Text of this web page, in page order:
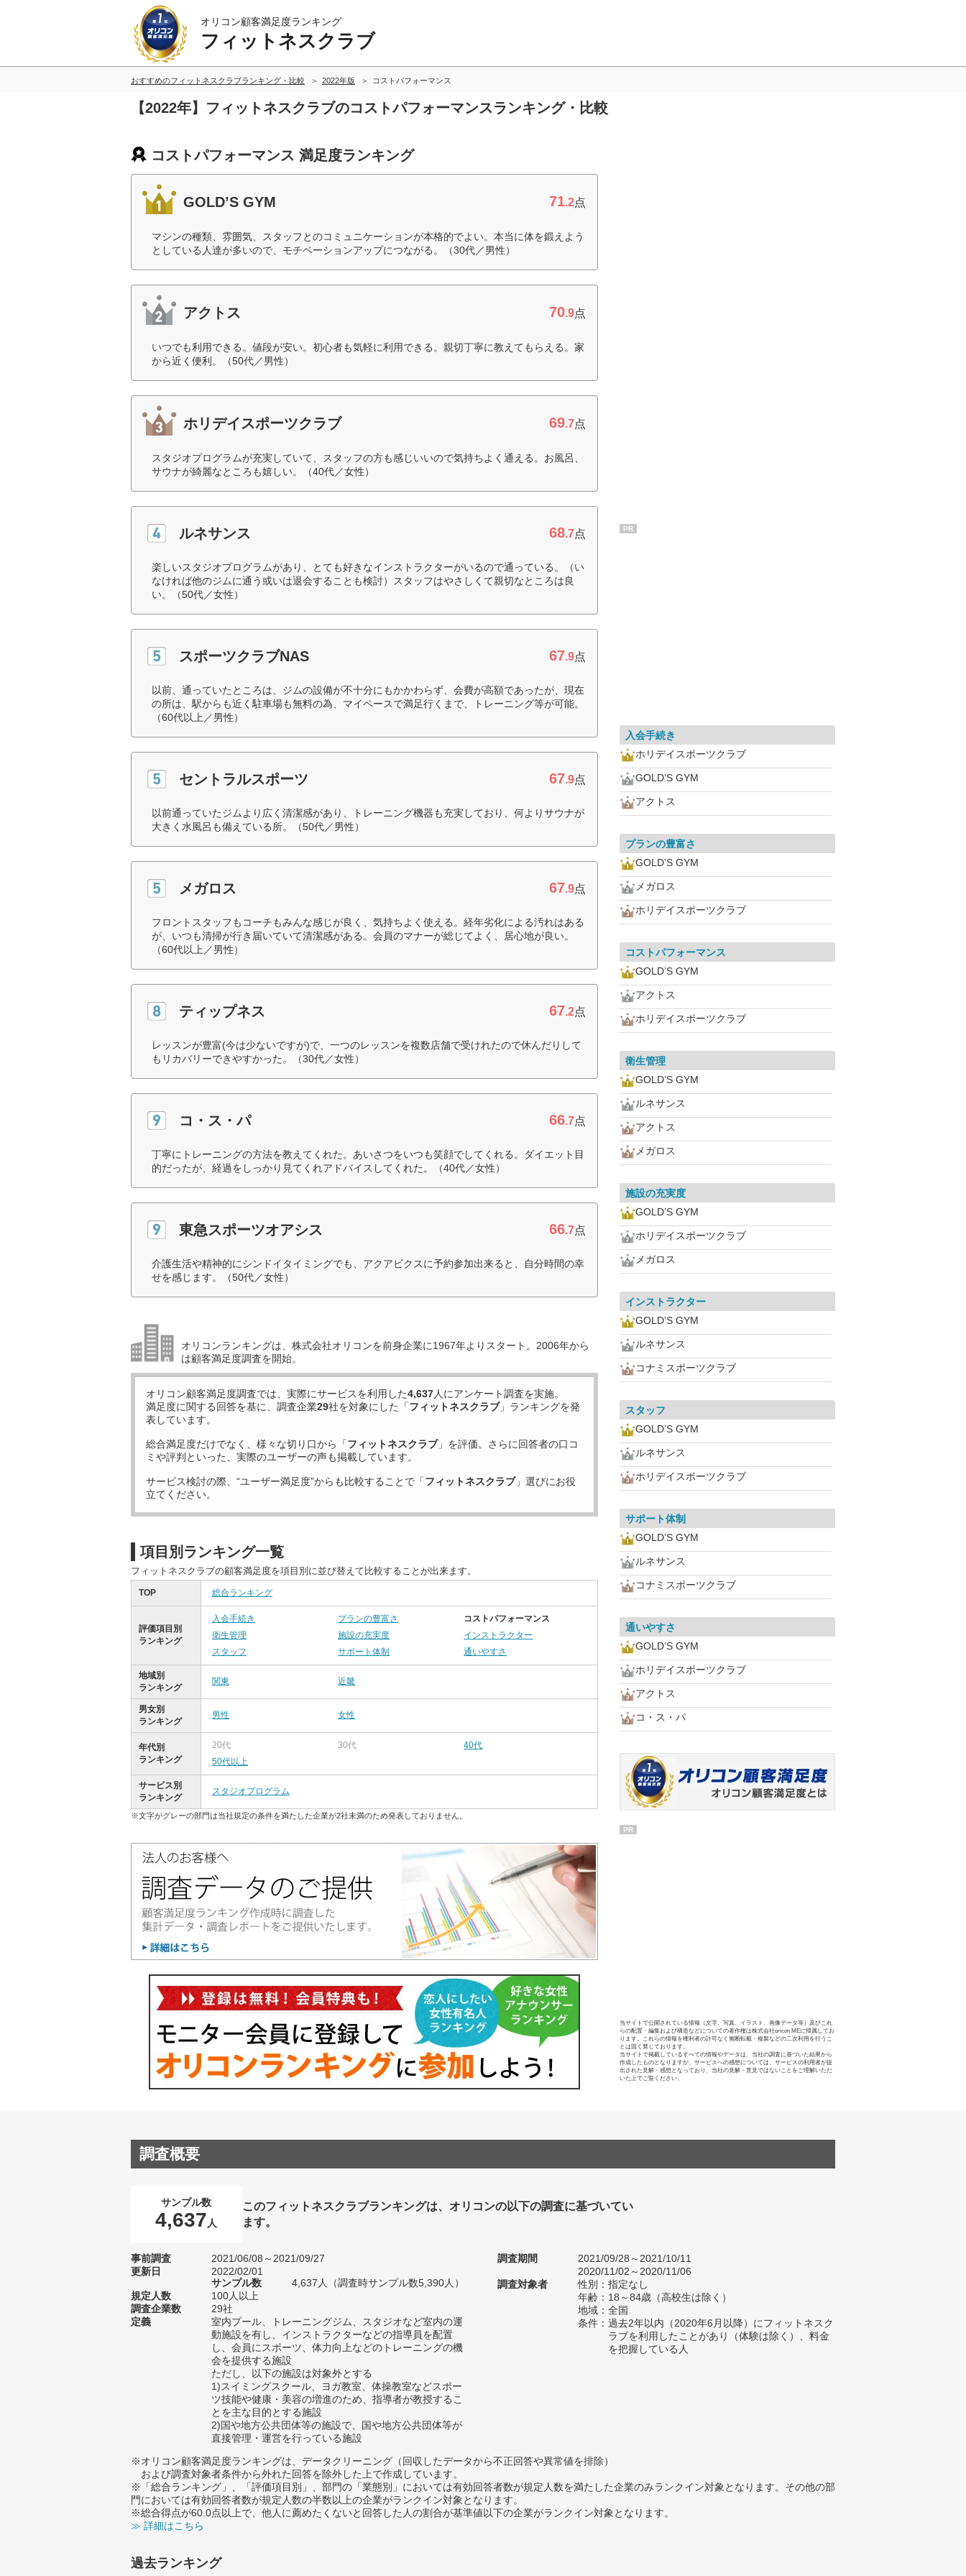
オリコン顧客満足度ランキング
フィットネスクラブ
おすすめのフィットネスクラブランキング・比較 2022年版 コストパフォーマンス
【2022年】フィットネスクラブのコストパフォーマンスランキング・比較
コストパフォーマンス 満足度ランキング
GOLD’S GYM 71.2点
マシンの種類、雰囲気、スタッフとのコミュニケーションが本格的でよい。本当に体を鍛えよう
としている人達が多いので、モチベーションアップにつながる。（30代／男性）
アクトス 70.9点
いつでも利用できる。値段が安い。初心者も気軽に利用できる。親切丁寧に教えてもらえる。家
から近く便利。（50代／男性）
ホリデイスポーツクラブ 69.7点
スタジオプログラムが充実していて、スタッフの方も感じいいので気持ちよく通える。お風呂、
サウナが綺麗なところも嬉しい。（40代／女性）
ルネサンス 68.7点
楽しいスタジオプログラムがあり、とても好きなインストラクターがいるので通っている。（い
なければ他のジムに通う或いは退会することも検討）スタッフはやさしくて親切なところは良
い。（50代／女性）
スポーツクラブNAS 67.9点
以前、通っていたところは、ジムの設備が不十分にもかかわらず、会費が高額であったが、現在
の所は、駅からも近く駐車場も無料の為、マイペースで満足行くまで、トレーニング等が可能。
（60代以上／男性）
セントラルスポーツ 67.9点
以前通っていたジムより広く清潔感があり、トレーニング機器も充実しており、何よりサウナが
大きく水風呂も備えている所。（50代／男性）
メガロス 67.9点
フロントスタッフもコーチもみんな感じが良く、気持ちよく使える。経年劣化による汚れはある
が、いつも清掃が行き届いていて清潔感がある。会員のマナーが総じてよく、居心地が良い。
（60代以上／男性）
ティップネス 67.2点
レッスンが豊富(今は少ないですが)で、一つのレッスンを複数店舗で受けれたので休んだりして
もリカバリーできやすかった。（30代／女性）
コ・ス・パ 66.7点
丁寧にトレーニングの方法を教えてくれた。あいさつをいつも笑顔でしてくれる。ダイエット目
的だったが、経過をしっかり見てくれアドバイスしてくれた。（40代／女性）
東急スポーツオアシス 66.7点
介護生活や精神的にシンドイタイミングでも、アクアビクスに予約参加出来ると、自分時間の幸
せを感じます。（50代／女性）
オリコンランキングは、株式会社オリコンを前身企業に1967年よりスタート。2006年から
は顧客満足度調査を開始。
オリコン顧客満足度調査では、実際にサービスを利用した4,637人にアンケート調査を実施。
満足度に関する回答を基に、調査企業29社を対象にした「フィットネスクラブ」ランキングを発
表しています。
総合満足度だけでなく、様々な切り口から「フィットネスクラブ」を評価。さらに回答者の口コ
ミや評判といった、実際のユーザーの声も掲載しています。
サービス検討の際、“ユーザー満足度”からも比較することで「フィットネスクラブ」選びにお役
立てください。
項目別ランキング一覧
フィットネスクラブの顧客満足度を項目別に並び替えて比較することが出来ます。
TOP 総合ランキング
評価項目別
ランキング
入会手続き プランの豊富さ
コストパフォーマンス
衛生管理
施設の充実度
インストラクター
スタッフ
サポート体制 通いやすさ
地域別
ランキング
関東 近畿
男女別
ランキング
男性 女性
年代別
ランキング
20代 30代
40代
50代以上
サービス別
ランキング
スタジオプログラム
※文字がグレーの部門は当社規定の条件を満たした企業が2社未満のため発表しておりません。
PR
入会手続き
ホリデイスポーツクラブ
GOLD’S GYM
アクトス
プランの豊富さ
GOLD’S GYM
メガロス
ホリデイスポーツクラブ
コストパフォーマンス
GOLD’S GYM
アクトス
ホリデイスポーツクラブ
衛生管理
GOLD’S GYM
ルネサンス
アクトス
メガロス
施設の充実度
GOLD’S GYM
ホリデイスポーツクラブ
メガロス
インストラクター
GOLD’S GYM
ルネサンス
コナミスポーツクラブ
スタッフ
GOLD’S GYM
ルネサンス
ホリデイスポーツクラブ
サポート体制
GOLD’S GYM
ルネサンス
コナミスポーツクラブ
通いやすさ
GOLD’S GYM
ホリデイスポーツクラブ
アクトス
コ・ス・パ
PR
当サイトで公開されている情報（文字、写真、イラスト、画像データ等）及びこれ
らの配置・編集および構造などについての著作権は株式会社oricon MEに帰属してお
ります。これらの情報を権利者の許可なく無断転載・複製などの二次利用を行うこ
とは固く禁じております。
当サイトで掲載しているすべての情報やデータは、当社の調査に基づいた結果から
作成したものとなりますが、サービスへの感想については、サービスの利用者が提
出された見解・感想となっており、当社の見解・意見ではないことをご理解いただ
いた上でご覧ください。
調査概要
サンプル数
4,637 人
このフィットネスクラブランキングは、オリコンの以下の調査に基づいてい
ます。
事前調査
2021/06/08～2021/09/27
更新日
2022/02/01
サンプル数
4,637人（調査時サンプル数5,390人）
規定人数
100人以上
調査企業数
29社
定義
室内プール、トレーニングジム、スタジオなど室内の運
動施設を有し、インストラクターなどの指導員を配置
し、会員にスポーツ、体力向上などのトレーニングの機
会を提供する施設
ただし、以下の施設は対象外とする
1)スイミングスクール、ヨガ教室、体操教室などスポー
ツ技能や健康・美容の増進のため、指導者が教授するこ
とを主な目的とする施設
2)国や地方公共団体等の施設で、国や地方公共団体等が
直接管理・運営を行っている施設
調査期間
2021/09/28～2021/10/11
2020/11/02～2020/11/06
調査対象者
性別：指定なし
年齢：18～84歳（高校生は除く）
地域：全国
条件：過去2年以内（2020年6月以降）にフィットネスク
ラブを利用したことがあり（体験は除く）、料金
を把握している人
※オリコン顧客満足度ランキングは、データクリーニング（回収したデータから不正回答や異常値を排除）
および調査対象者条件から外れた回答を除外した上で作成しています。
※「総合ランキング」、「評価項目別」、部門の「業態別」においては有効回答者数が規定人数を満たした企業のみランクイン対象となります。その他の部
門においては有効回答者数が規定人数の半数以上の企業がランクイン対象となります。
※総合得点が60.0点以上で、他人に薦めたくないと回答した人の割合が基準値以下の企業がランクイン対象となります。
≫ 詳細はこちら
過去ランキング